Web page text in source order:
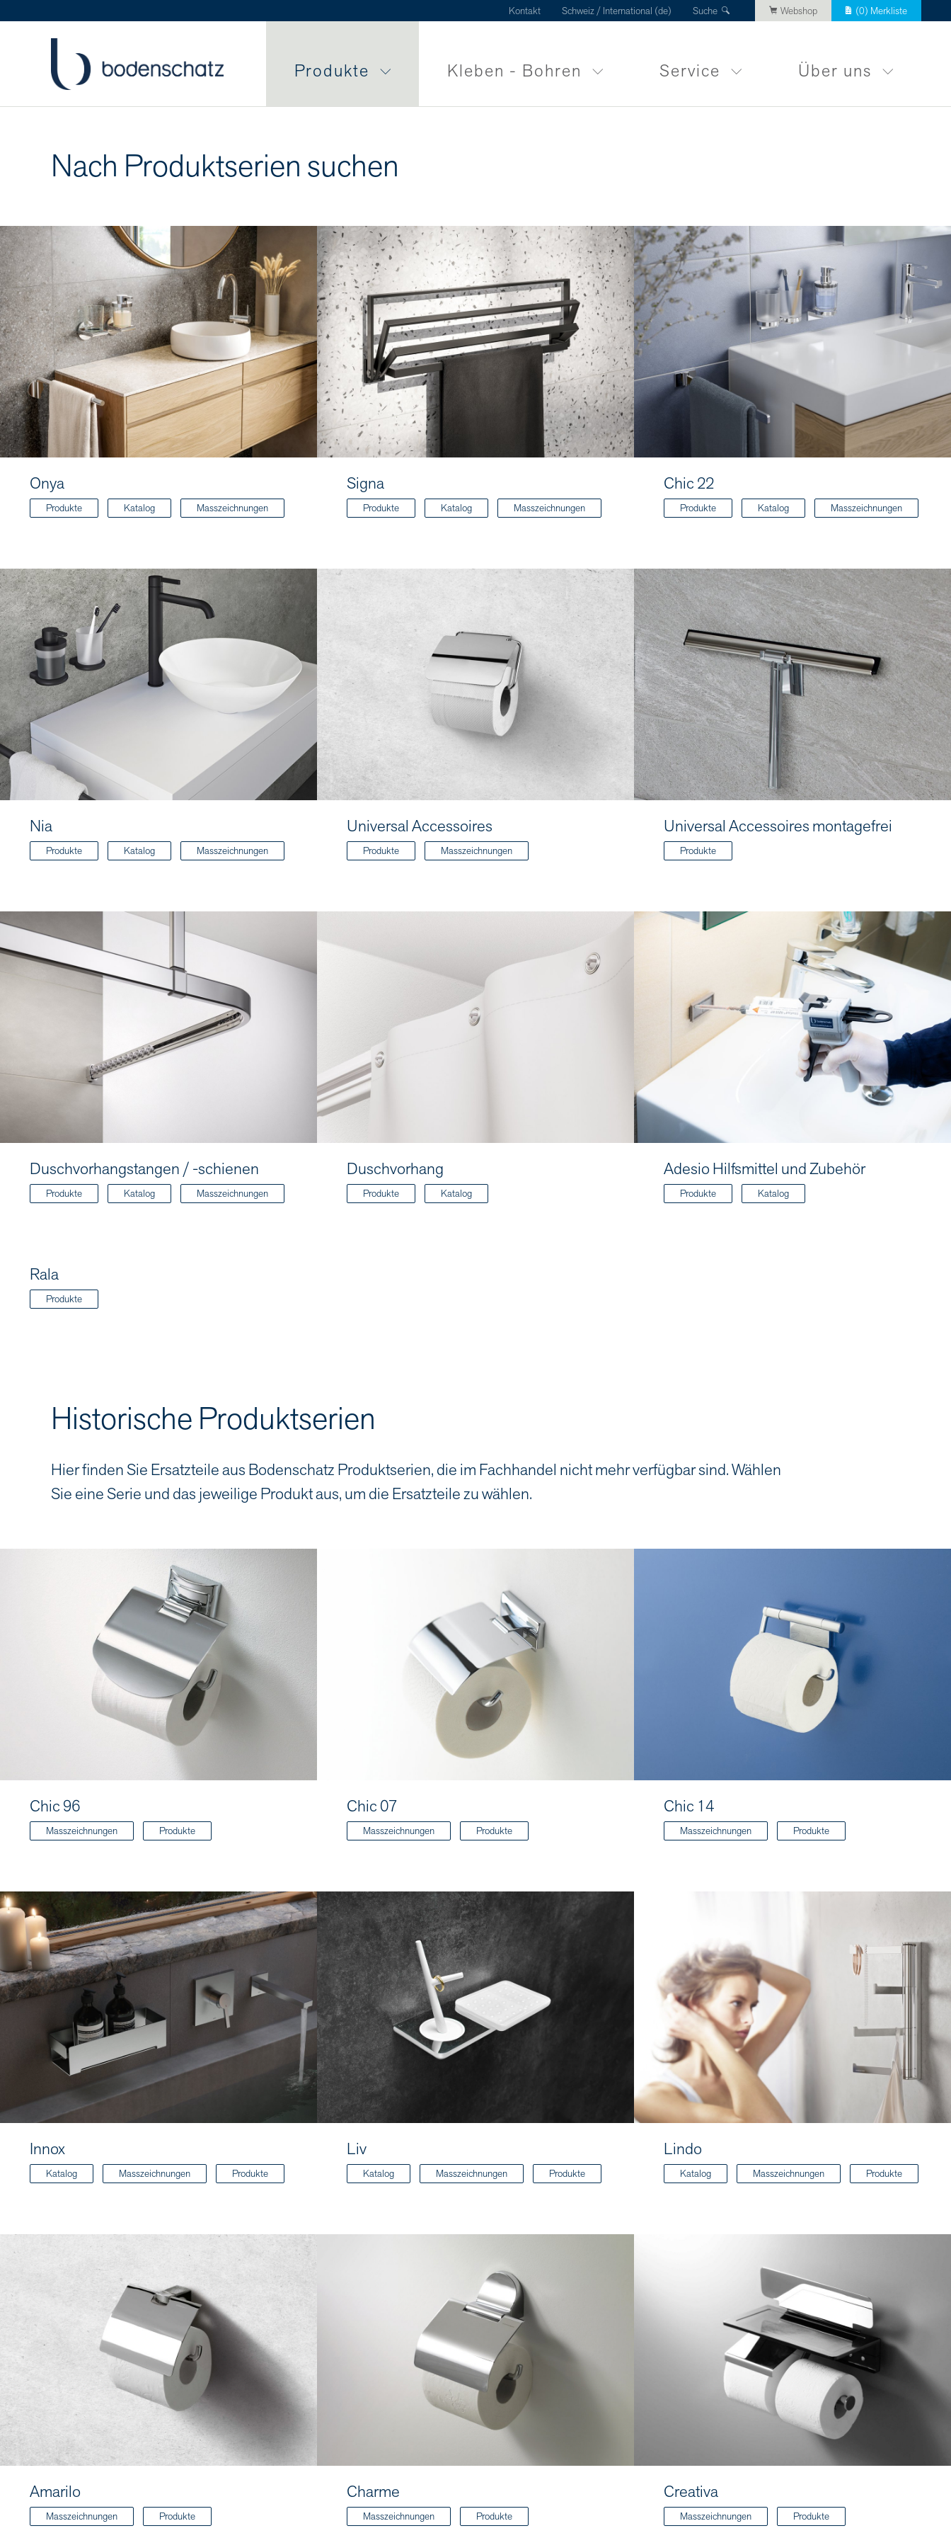
Kontakt Schweiz / International (de) Suche Webshop (0) Merkliste
Produkte Kleben - Bohren Service Über uns
Nach Produktserien suchen
Onya
Produkte Katalog Masszeichnungen
Signa
Produkte Katalog Masszeichnungen
Chic 22
Produkte Katalog Masszeichnungen
Nia
Produkte Katalog Masszeichnungen
Universal Accessoires
Produkte Masszeichnungen
Universal Accessoires montagefrei
Produkte
Duschvorhangstangen / -schienen
Produkte Katalog Masszeichnungen
Duschvorhang
Produkte Katalog
Adesio Hilfsmittel und Zubehör
Produkte Katalog
Rala
Produkte
Historische Produktserien
Hier finden Sie Ersatzteile aus Bodenschatz Produktserien, die im Fachhandel nicht mehr verfügbar sind. Wählen
Sie eine Serie und das jeweilige Produkt aus, um die Ersatzteile zu wählen.
Chic 96
Masszeichnungen Produkte
Chic 07
Masszeichnungen Produkte
Chic 14
Masszeichnungen Produkte
Innox
Katalog Masszeichnungen Produkte
Liv
Katalog Masszeichnungen Produkte
Lindo
Katalog Masszeichnungen Produkte
Amarilo
Masszeichnungen Produkte
Charme
Masszeichnungen Produkte
Creativa
Masszeichnungen Produkte